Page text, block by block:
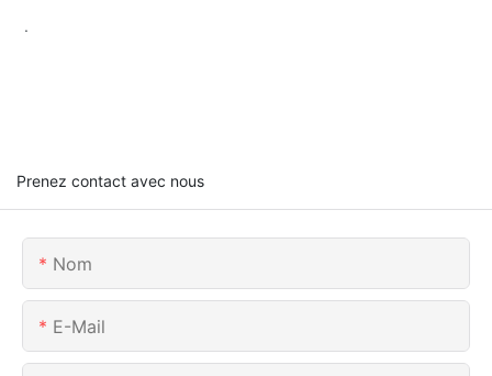
.
Prenez contact avec nous
Nom
E-Mail